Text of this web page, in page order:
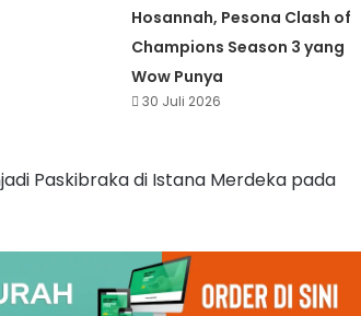
Hosannah, Pesona Clash of
Champions Season 3 yang
Wow Punya
30 Juli 2026
Paskibraka di Istana Merdeka pada